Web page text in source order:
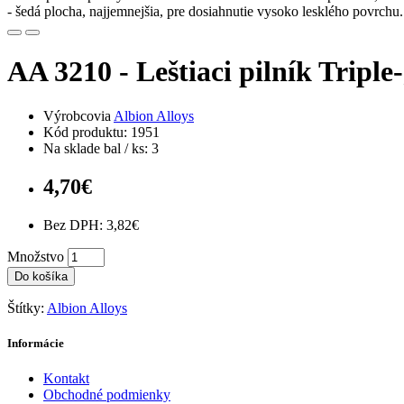
- šedá plocha, najjemnejšia, pre dosiahnutie vysoko lesklého povrchu.
AA 3210 - Leštiaci pilník
Výrobcovia Albion Alloys
Kód produktu: 1951
Na sklade bal / ks: 3
4,70€
Bez DPH: 3,82€
Množstvo
Do košíka
Štítky: Albion Alloys
Informácie
Kontakt
Obchodné podmienky